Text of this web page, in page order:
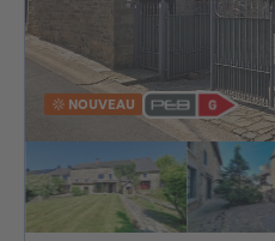
NOUVEAU